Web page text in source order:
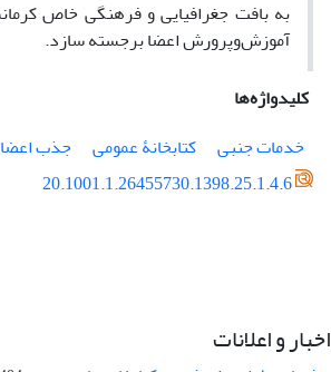
به بافت جغرافیایی و فرهنگی خاص
آموزش‌وپرورش اعضا برجسته سازد.
کلیدواژه‌ها
خدمات جنبی
کتابخانۀ عمومی جذب اعضا
20.1001.1.26455730.1398.25.1.4.6
اخبار و اعلانات